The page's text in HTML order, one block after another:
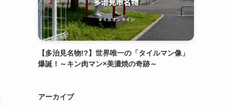
【多治見名物!?】世界唯一の「タイルマン像」
爆誕！～キン肉マン×美濃焼の奇跡～
アーカイブ